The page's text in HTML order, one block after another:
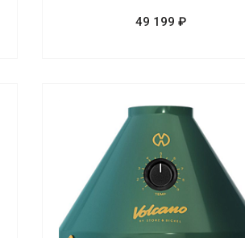
49 199 ₽